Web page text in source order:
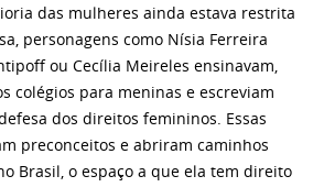
das mulheres ainda estava restrita
personagens como Nísia Ferreira
ou Cecília Meireles ensinavam,
colégios para meninas e escreviam
dos direitos femininos. Essas
preconceitos e abriram caminhos
Brasil, o espaço a que ela tem direito